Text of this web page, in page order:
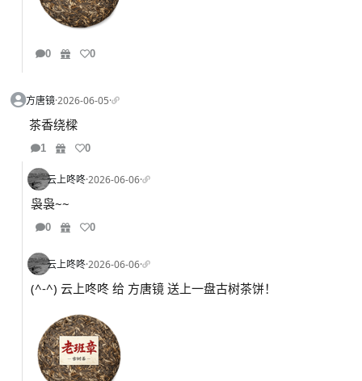
0 0
方唐镜·2026-06-05·
茶香绕樑
1 0
云上咚咚·2026-06-06·
袅袅~~
0 0
云上咚咚·2026-06-06·
(^-^) 云上咚咚 给 方唐镜 送上一盘古树茶饼！